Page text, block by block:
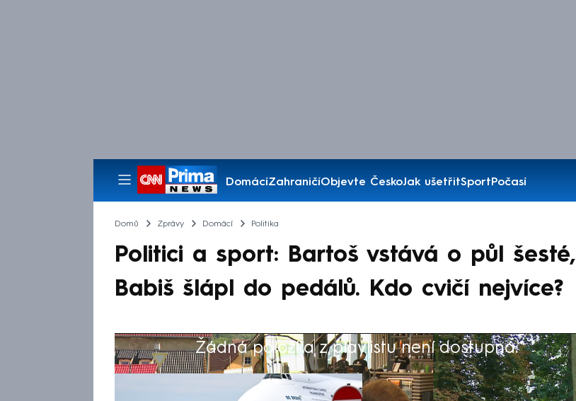
DomácíZahraničíObjevte ČeskoJak ušetřitSportPočasí
Pořady
Domů Zprávy Domácí Politika
Politici a sport: Bartoš vstává o půl šesté,
Babiš šlápl do pedálů. Kdo cvičí nejvíce?
Žádná položka z playlistu není dostupná.
Výběr redakce